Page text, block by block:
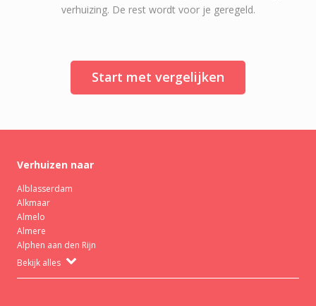
verhuizing. De rest wordt voor je geregeld.
Start met vergelijken
Verhuizen naar
Alblasserdam
Alkmaar
Almelo
Almere
Alphen aan den Rijn
Bekijk alles